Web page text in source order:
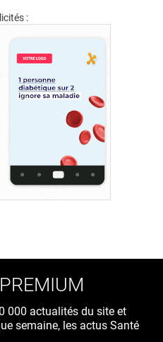
:
000 actualités du site et
semaine, les actus Santé